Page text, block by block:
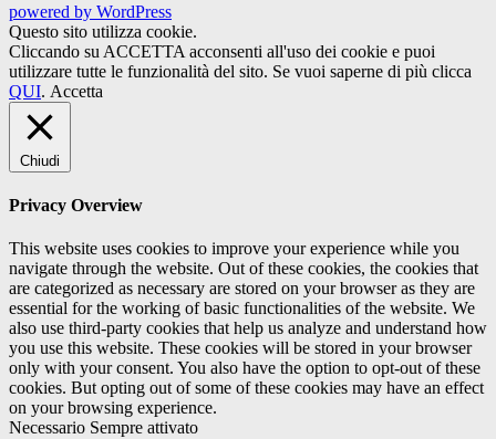
powered by WordPress
Questo sito utilizza cookie.
Cliccando su ACCETTA acconsenti all'uso dei cookie e puoi
utilizzare tutte le funzionalità del sito. Se vuoi saperne di più clicca
QUI. Accetta
Chiudi
Privacy Overview
This website uses cookies to improve your experience while you
navigate through the website. Out of these cookies, the cookies that
are categorized as necessary are stored on your browser as they are
essential for the working of basic functionalities of the website. We
also use third-party cookies that help us analyze and understand how
you use this website. These cookies will be stored in your browser
only with your consent. You also have the option to opt-out of these
cookies. But opting out of some of these cookies may have an effect
on your browsing experience.
Necessario Sempre attivato